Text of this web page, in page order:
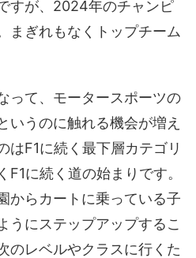
すが、2024年のチャンピ
まぎれもなくトップチーム
って、モータースポーツの
いうのに触れる機会が増え
はF1に続く最下層カテゴリ
に続く道の始まりです。
からカートに乗っている子
うにステップアップするこ
のレベルやクラスに行くた